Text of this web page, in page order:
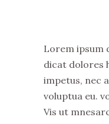
Lorem ipsum
dicat dolores
impetus, nec
voluptua eu.
Vis ut